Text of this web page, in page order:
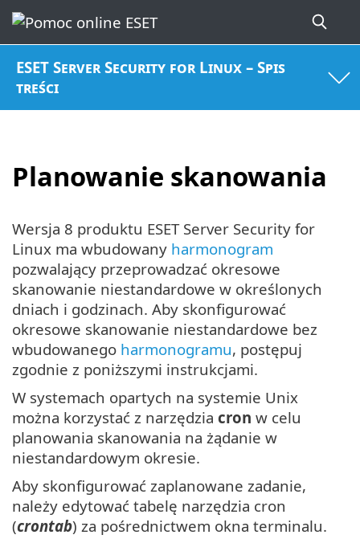
ESET Server Security for Linux – Spis
treści
Planowanie skanowania
Wersja 8 produktu ESET Server Security for
Linux ma wbudowany harmonogram
pozwalający przeprowadzać okresowe
skanowanie niestandardowe w określonych
dniach i godzinach. Aby skonfigurować
okresowe skanowanie niestandardowe bez
wbudowanego harmonogramu, postępuj
zgodnie z poniższymi instrukcjami.
W systemach opartych na systemie Unix
można korzystać z narzędzia cron w celu
planowania skanowania na żądanie w
niestandardowym okresie.
Aby skonfigurować zaplanowane zadanie,
należy edytować tabelę narzędzia cron
(crontab) za pośrednictwem okna terminalu.